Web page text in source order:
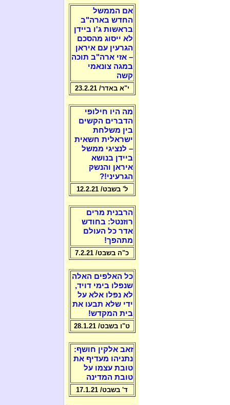
אם הממשל
החדש בארה"ב
בראשות ג'ו ביידן
לא ייסוג מהסכם
הגרעין עם איראן
– אזי ארה"ב תוכה
במגה צונאמי
קשה
י"א באדר/ 23.2.21
מה היו חילופי
הדברים הקשים
בין משלחת
ישראלית חשאית
– לנציגי ממשל
ביידן בנושא
איראן והנשק
הגרעיני!?
ל' בשבט/ 12.2.21
הרבנית מרים
רוזנטל: בחודש
אדר כל העולם
מתהפך!
כ"ה בשבט/ 7.2.21
כל האלפים האלה
שנפלו בימי דויד,
לא נפלו אלא על
ידי שלא תבעו את
בית המקדש!
ט"ו בשבט/ 28.1.21
זאב אלקין חושף:
נתניהו מעדיף את
טובת עצמו על
טובת המדינה
ד' בשבט/ 17.1.21